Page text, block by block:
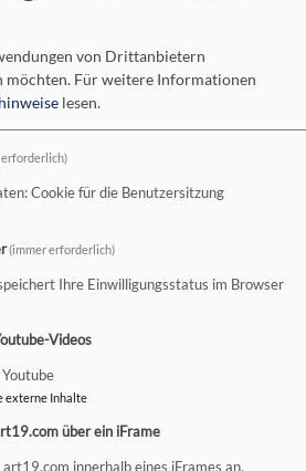
im Kantatengottesdienst
Blech eröffnete den
der majestätischen Intrade von
einen Doppelpunkt für die
und singen zur Ehre Gottes war
in seiner Predigt dazu an, über
und sich an Situationen der
Freude zu erinnern. Es gibt immer
von Drittanbietern
möchten. Für weitere Informationen
lesen.
Cookie für die Benutzersitzung
(immer erforderlich)
Ihre Einwilligungsstatus im Browser
Videos
externe Inhalte
über ein iFrame
innerhalb eines iFrames an.